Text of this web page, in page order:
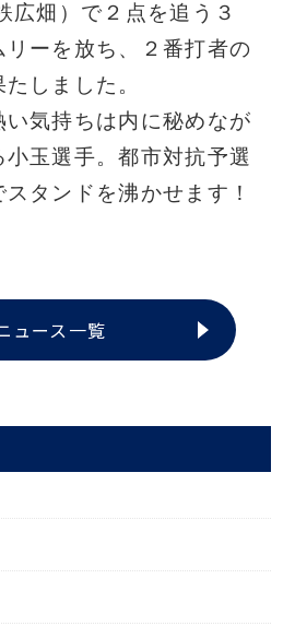
広畑）で２点を追う３
リーを放ち、２番打者の
しました。
気持ちは内に秘めなが
玉選手。都市対抗予選
タンドを沸かせます！
ュース一覧